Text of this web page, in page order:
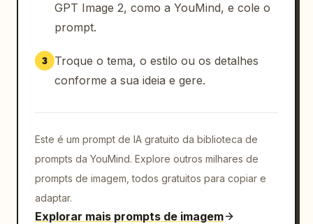
GPT Image 2, como a YouMind, e cole o
prompt.
3
Troque o tema, o estilo ou os detalhes
conforme a sua ideia e gere.
Este é um prompt de IA gratuito da biblioteca de
prompts da YouMind. Explore outros milhares de
prompts de imagem, todos gratuitos para copiar e
adaptar.
Explorar mais prompts de imagem